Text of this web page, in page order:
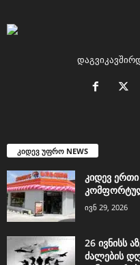
კიდევ უფრო NEWS
კიდევ
ივნ 29, 2026
26 ივნისს
ძალების